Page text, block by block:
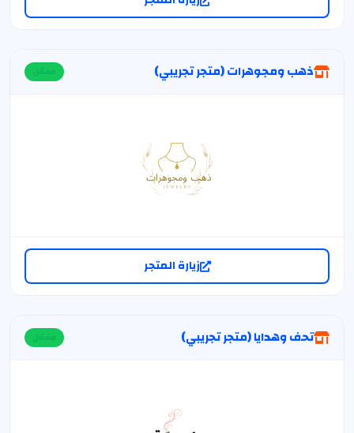
ذهب ومجوهرات (متجر تجريبي)
زيارة المتجر
تحف وهدايا (متجر تجريبي)